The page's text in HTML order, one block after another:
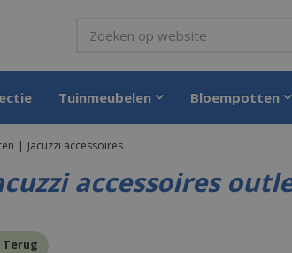
Jacuzzi accessoires
Tuinmeubelen Bloempotten
accessoires